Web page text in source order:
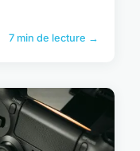
7 min de lecture →